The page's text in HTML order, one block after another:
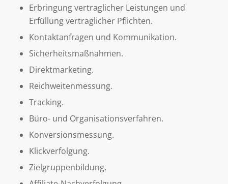
Erbringung vertraglicher Leistungen und
Erfüllung vertraglicher Pflichten.
Kontaktanfragen und Kommunikation.
Sicherheitsmaßnahmen.
Direktmarketing.
Reichweitenmessung.
Tracking.
Büro- und Organisationsverfahren.
Konversionsmessung.
Klickverfolgung.
Zielgruppenbildung.